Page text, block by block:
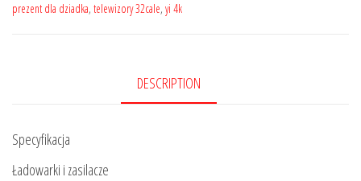
prezent dla dziadka, telewizory 32cale, yi 4k
DESCRIPTION
Specyfikacja
Ładowarki i zasilacze